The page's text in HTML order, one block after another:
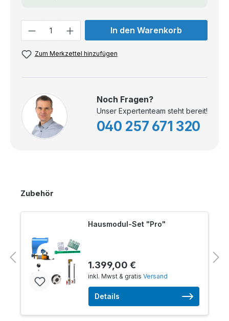
In den Warenkorb
Zum Merkzettel hinzufügen
Noch Fragen?
Unser Expertenteam steht bereit!
040 257 671 320
Zubehör
Hausmodul-Set "Pro"
1.399,00 €
inkl. Mwst & gratis Versand
Details